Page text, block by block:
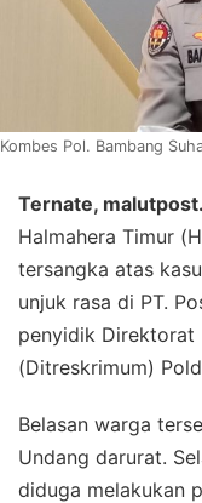
Kombes Pol. Bambang
Ternate,
Halmahera Timur
tersangka atas
unjuk rasa di PT.
penyidik Direktorat
(Ditreskrimum)
Belasan warga
Undang darurat.
diduga melakukan